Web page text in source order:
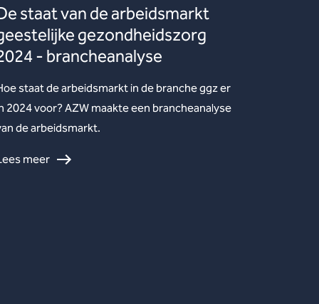
staat van de arbeidsmarkt
gezondheidszorg
- brancheanalyse
staat de arbeidsmarkt in de branche ggz er
2024 voor? AZW maakte een brancheanalyse
de arbeidsmarkt.
meer